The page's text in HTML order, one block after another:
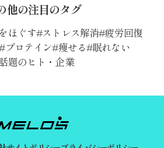
他の注目のタグ
ほぐす ストレス解消 疲労回復
プロテイン 痩せる 眠れない
題のヒト・企業